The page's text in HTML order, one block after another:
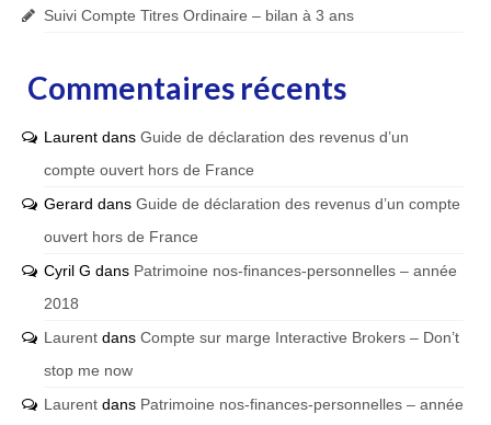
Suivi Compte Titres Ordinaire – bilan à 3 ans
Commentaires récents
Laurent dans Guide de déclaration des revenus d’un
compte ouvert hors de France
Gerard dans Guide de déclaration des revenus d’un compte
ouvert hors de France
Cyril G dans Patrimoine nos-finances-personnelles – année
2018
Laurent dans Compte sur marge Interactive Brokers – Don’t
stop me now
Laurent dans Patrimoine nos-finances-personnelles – année